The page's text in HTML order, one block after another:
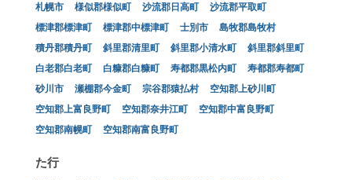
札幌市 様似郡様似町 沙流郡日高町
沙流郡平取町
標津郡標津町
標津郡中標津町 士別市
島牧郡島牧村
積丹郡積丹町
斜里郡清里町 斜里郡小清水町
斜里郡斜里町
白老郡白老町
白糠郡白糠町 寿都郡黒松内町
寿都郡寿都町
砂川市
瀬棚郡今金町 宗谷郡猿払村
空知郡上砂川町
空知郡上富良野町
空知郡奈井江町
空知郡中富良野町
空知郡南幌町
空知郡南富良野町
た行